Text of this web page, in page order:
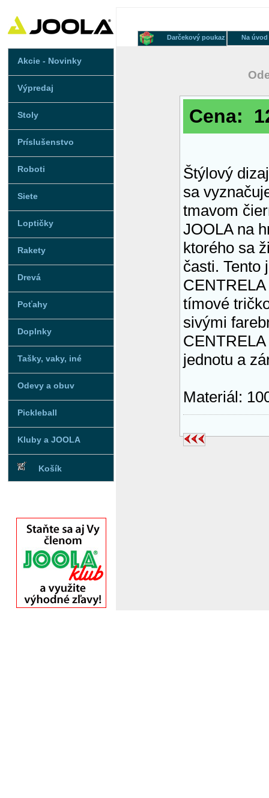
Akcie - Novinky
Výpredaj
Stoly
Príslušenstvo
Roboti
Siete
Loptičky
Rakety
Drevá
Poťahy
Doplnky
Tašky, vaky, iné
Odevy a obuv
Pickleball
Kluby a JOOLA
Košík
Na úvod
Darčekový poukaz
Cena:
Štýlový
sa
tmavom
JOOLA na
ktorého sa
časti. Tento
tímové
sivými
jednotu a
Materiál: